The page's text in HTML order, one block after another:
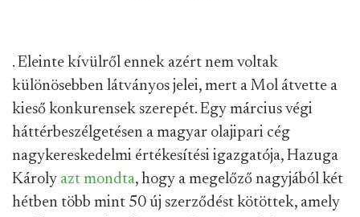
. Eleinte kívülről ennek azért nem voltak
különösebben látványos jelei, mert a Mol átvette a
kieső konkurensek szerepét. Egy március végi
háttérbeszélgetésen a magyar olajipari cég
nagykereskedelmi értékesítési igazgatója, Hazuga
Károly azt mondta, hogy a megelőző nagyjából két
hétben több mint 50 új szerződést kötöttek, amely